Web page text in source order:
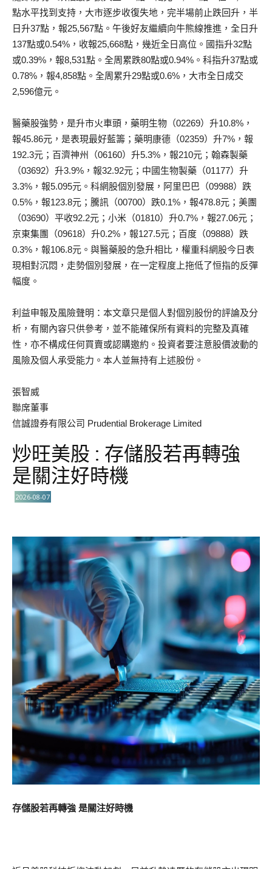
點水平找到支持，大市逐步收復失地，完半場前止跌回升，半
日升37點，報25,567點。午後好友繼續向牛熊線推進，全日升
137點或0.54%，收報25,668點，幾近全日高位。國指升32點
或0.39%，報8,531點。全周累跌80點或0.94%。科指升37點或
0.78%，報4,858點。全周累升29點或0.6%，大市全日成交
2,596億元。
醫藥股強勢，是升市火車頭，藥明生物（02269）升10.8%，
報45.86元，是表現最好藍籌；藥明康德（02359）升7%，報
192.3元；百濟神州（06160）升5.3%，報210元；翰森製藥
（03692）升3.9%，報32.92元；中國生物製藥（01177）升
3.3%，報5.095元。科網股個別發展，阿里巴巴（09988）跌
0.5%，報123.8元；騰訊（00700）跌0.1%，報478.8元；美團
（03690）平收92.2元；小米（01810）升0.7%，報27.06元；
京東集團（09618）升0.2%，報127.5元；百度（09888）跌
0.3%，報106.8元。與醫藥股的急升相比，權重科網股今日表
現相對沉悶，走勢個別發展，在一定程度上拖低了恒指的反彈
幅度。
利益申報及風險聲明：本文章只是個人對個別股份的評論及分
析，有關內容只供參考，並不能確保所有資料的完整及真確
性，亦不構成任何買賣或認購邀約。投資者要注意股價波動的
風險及個人承受能力。本人並無持有上述股份。
張智威
聯席董事
信誠證券有限公司 Prudential Brokerage Limited
炒旺美股 : 存儲股若再轉強
是關注好時機
2026-08-07
存儲股若再轉強 是關注好時機